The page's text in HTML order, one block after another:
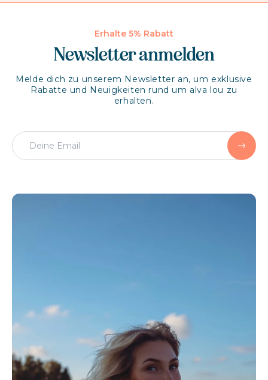
Erhalte 5% Rabatt
Newsletter anmelden
Melde dich zu unserem Newsletter an, um exklusive
Rabatte und Neuigkeiten rund um alva lou zu
erhalten.